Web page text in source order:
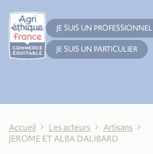
JE SUIS UN PROFESSIONNEL
JE SUIS UN PARTICULIER
Accueil Les acteurs
Artisans
JEROME ET ALBA DALIBARD